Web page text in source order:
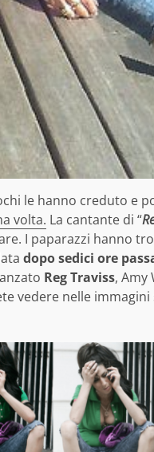
le hanno creduto e
volta. La cantante di “
I paparazzi hanno
dopo sedici ore
Reg Traviss, Amy
vedere nelle